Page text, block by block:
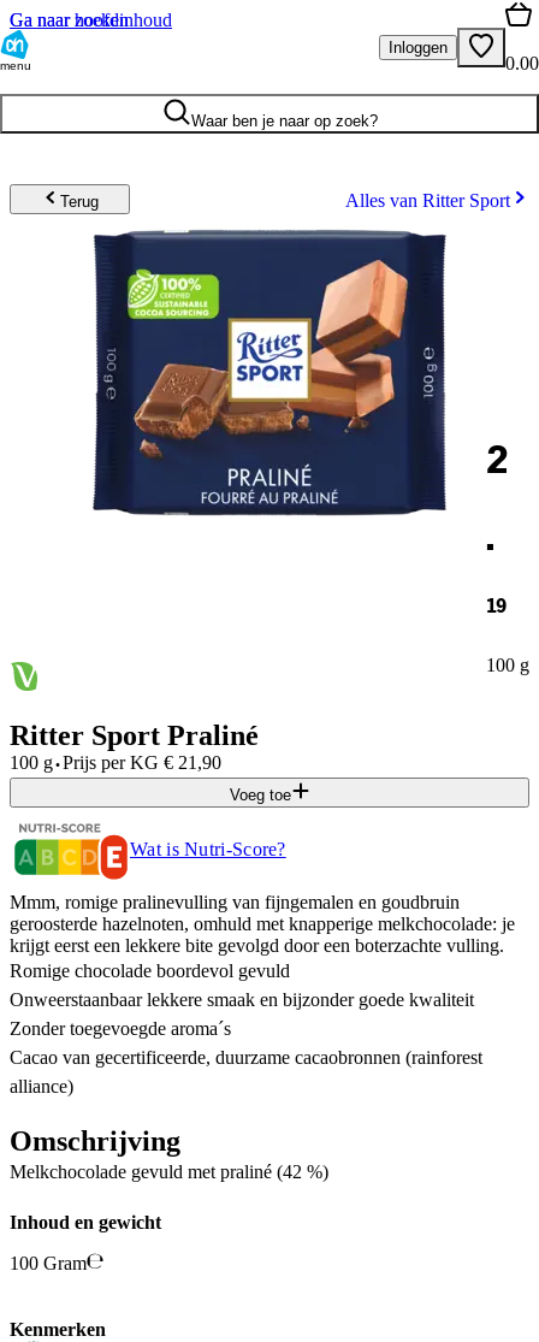
Ga naar hoofdinhoud
Ga naar zoeken
menu
Inloggen
0.00
Waar ben je naar op zoek?
Terug Alles van Ritter Sport
2
.
19
100 g
Ritter Sport Praliné
100 g·Prijs per KG € 21,90
Voeg toe
Wat is Nutri-Score?
Mmm, romige pralinevulling van fijngemalen en goudbruin
geroosterde hazelnoten, omhuld met knapperige melkchocolade: je
krijgt eerst een lekkere bite gevolgd door een boterzachte vulling.
Romige chocolade boordevol gevuld
Onweerstaanbaar lekkere smaak en bijzonder goede kwaliteit
Zonder toegevoegde aroma´s
Cacao van gecertificeerde, duurzame cacaobronnen (rainforest
alliance)
Omschrijving
Melkchocolade gevuld met praliné (42 %)
Inhoud en gewicht
100 Gram
Kenmerken